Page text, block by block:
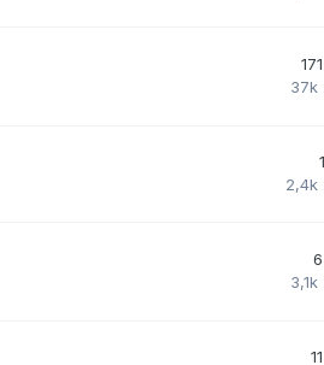
171
37k
1
2,4k
6
3,1k
11